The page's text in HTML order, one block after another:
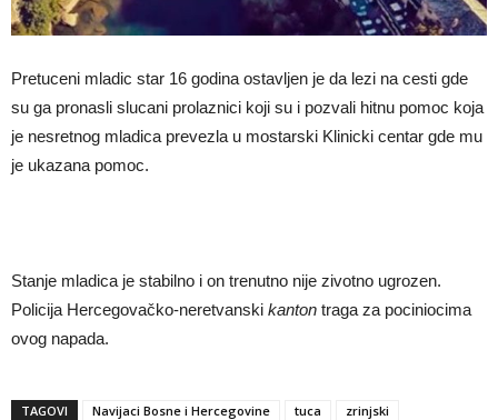
Pretuceni mladic star 16 godina ostavljen je da lezi na cesti gde
su ga pronasli slucani prolaznici koji su i pozvali hitnu pomoc koja
je nesretnog mladica prevezla u mostarski Klinicki centar gde mu
je ukazana pomoc.
Stanje mladica je stabilno i on trenutno nije zivotno ugrozen.
Policija Hercegovačko-neretvanski kanton traga za pociniocima
ovog napada.
TAGOVI Navijaci Bosne i Hercegovine tuca zrinjski